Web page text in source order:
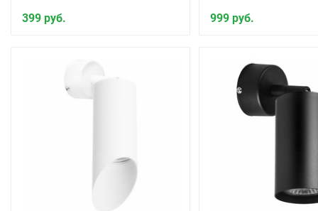
399 руб. 999 руб.